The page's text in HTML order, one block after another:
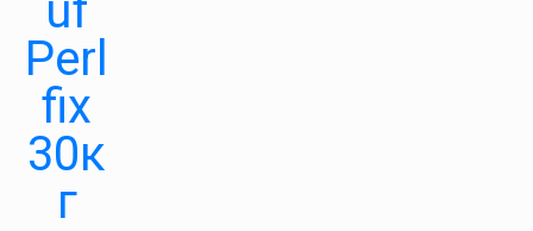
uf
Perl
fix
30к
г